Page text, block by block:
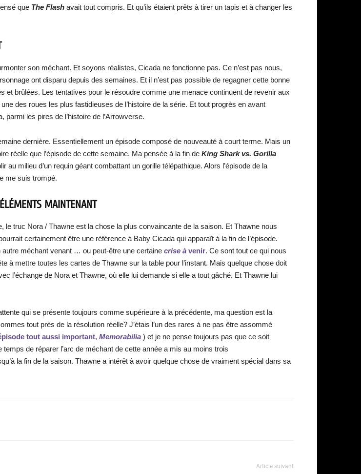
que The Flash avait tout compris. Et qu’ils étaient prêts à tirer un tapis et à changer les
son méchant. Et soyons réalistes, Cicada ne fonctionne pas. Ce n’est pas nous,
ont disparu depuis des semaines. Et il n’est pas possible de regagner cette bonne
brûlées. Les tentatives pour le résoudre comme une menace continuent de revenir aux
des roues les plus fastidieuses de l’histoire de la série. Et tout progrès en avant
les pires de l’histoire de l’Arrowverse.
dernière. Essentiellement un épisode composé de nouveauté à court terme. Mais un
réelle que l’épisode de cette semaine. Ma pensée à la fin de King Shark vs. Gorilla
au milieu d’un requin géant combattant un gorille télépathique. Alors l’épisode de la
me suis trompé.
MAINTENANT
truc Nora / Thawne est la chose la plus convaincante de la saison. Et Thawne nous
certainement être une référence à Baby Cicada qui apparaît à la fin de l’épisode.
méchant venant … ou peut-être une certaine crise à venir. Ce sont tout ce qui nous
à mettre toutes les cartes de Thawne sur la table pour l’instant. Mais quelque chose doit
l’échange de Nora et Thawne, où elle lui demande si elle a tout gâché. Et Thawne lui
qui se présente toujours comme supérieure à la précédente, ma question est la
tout près de la résolution réelle? J’étais l’un des rares à ne pas être assommé
tout aussi important, Memorabilia ) et je ne pense toujours pas que ce soit
de réparer l’arc de méchant de cette année a mis au moins trois
la fin de la saison. Thawne a intérêt à avoir quelque chose de vraiment spécial dans sa
Article suivant